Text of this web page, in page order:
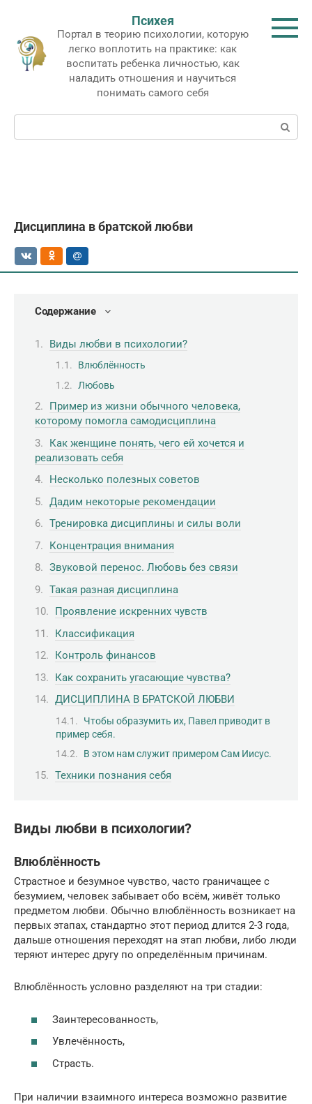
контенту
Психея
Портал в теорию психологии, которую
легко воплотить на практике: как
воспитать ребенка личностью, как
наладить отношения и научиться
понимать самого себя
Поиск:
Дисциплина в братской любви
Содержание
Виды любви в психологии?
Влюблённость
Любовь
Пример из жизни обычного человека,
которому помогла самодисциплина
Как женщине понять, чего ей хочется и
реализовать себя
Несколько полезных советов
Дадим некоторые рекомендации
Тренировка дисциплины и силы воли
Концентрация внимания
Звуковой перенос. Любовь без связи
Такая разная дисциплина
Проявление искренних чувств
Классификация
Контроль финансов
Как сохранить угасающие чувства?
ДИСЦИПЛИНА В БРАТСКОЙ ЛЮБВИ
Чтобы образумить их, Павел приводит в
пример себя.
В этом нам служит примером Сам Иисус.
Техники познания себя
Виды любви в психологии?
Влюблённость
Страстное и безумное чувство, часто граничащее с
безумием, человек забывает обо всём, живёт только
предметом любви. Обычно влюблённость возникает на
первых этапах, стандартно этот период длится 2-3 года,
дальше отношения переходят на этап любви, либо люди
теряют интерес другу по определённым причинам.
Влюблённость условно разделяют на три стадии:
Заинтересованность,
Увлечённость,
Страсть.
При наличии взаимного интереса возможно развитие